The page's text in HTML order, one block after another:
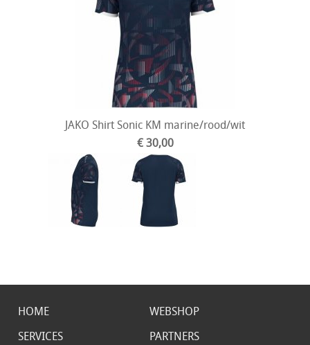
JAKO Shirt Sonic KM marine/rood/wit
€ 30,00
HOME
WEBSHOP
SERVICES
PARTNERS